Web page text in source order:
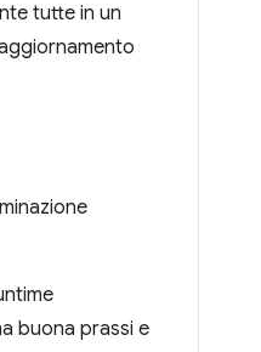
tutte in un
buona prassi e